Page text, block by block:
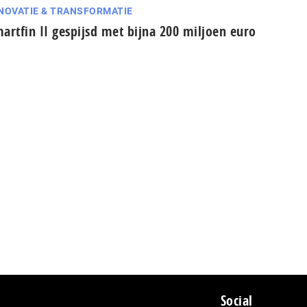
& TRANSFORMATIE
II gespijsd met bijna 200 miljoen euro
Social